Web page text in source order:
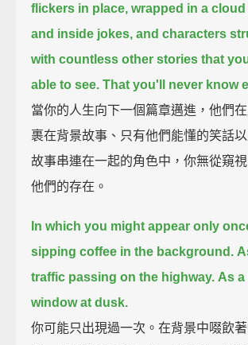
flickers in place, wrapped in a
and inside jokes, and characters
with countless other stories that
able to see. That you'll never know
當你的人生向下一個篇章邁進，他們
裹在背景故事、只有他們能懂的笑話
故事串連在一起的角色中，你無從窺
他們的存在。
In which you might appear only
sipping coffee in the background.
traffic passing on the highway. As a
window at dusk.
你可能只出現過一次。在背景中啜飲